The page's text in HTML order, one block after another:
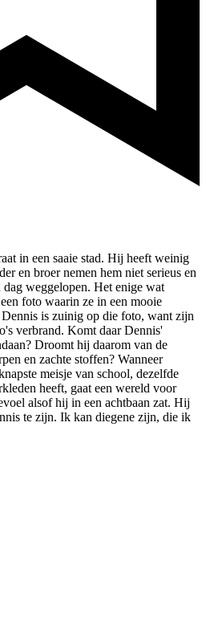
in een saaie stad. Hij heeft weinig
en broer nemen hem niet serieus en
weggelopen. Het enige wat
foto waarin ze in een mooie
is zuinig op die foto, want zijn
verbrand. Komt daar Dennis'
Droomt hij daarom van de
en zachte stoffen? Wanneer
meisje van school, dezelfde
heeft, gaat een wereld voor
alsof hij in een achtbaan zat. Hij
te zijn. Ik kan diegene zijn, die ik